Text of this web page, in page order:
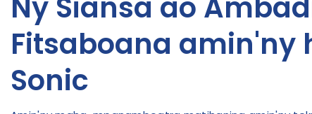
Fitsaboana amin'ny
Sonic